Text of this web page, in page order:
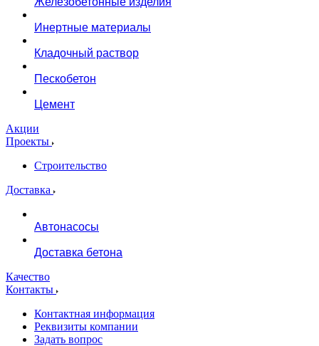
Инертные материалы
Кладочный раствор
Пескобетон
Цемент
Акции
Проекты
Строительство
Доставка
Автонасосы
Доставка бетона
Качество
Контакты
Контактная информация
Реквизиты компании
Задать вопрос